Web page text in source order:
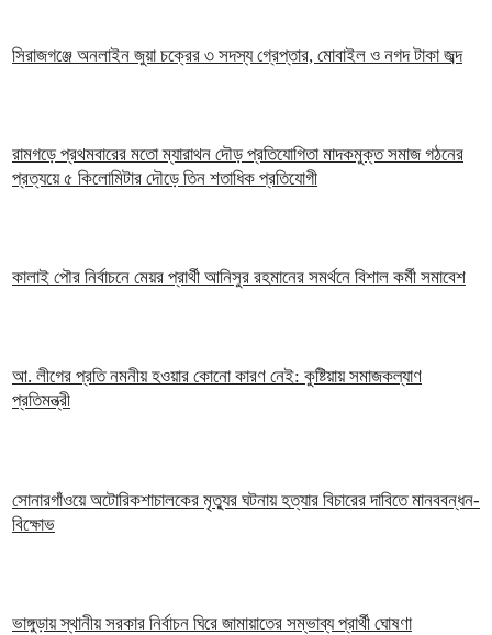
সিরাজগঞ্জে অনলাইন জুয়া চক্রের ৩ সদস্য গ্রেপ্তার, মোবাইল ও নগদ টাকা জব্দ
রামগড়ে প্রথমবারের মতো ম্যারাথন দৌড় প্রতিযোগিতা মাদকমুক্ত সমাজ গঠনের
প্রত্যয়ে ৫ কিলোমিটার দৌড়ে তিন শতাধিক প্রতিযোগী
কালাই পৌর নির্বাচনে মেয়র প্রার্থী আনিসুর রহমানের সমর্থনে বিশাল কর্মী সমাবেশ
আ. লীগের প্রতি নমনীয় হওয়ার কোনো কারণ নেই: কুষ্টিয়ায় সমাজকল্যাণ
প্রতিমন্ত্রী
সোনারগাঁওয়ে অটোরিকশাচালকের মৃত্যুর ঘটনায় হত্যার বিচারের দাবিতে মানববন্ধন-
বিক্ষোভ
ভাঙ্গুড়ায় স্থানীয় সরকার নির্বাচন ঘিরে জামায়াতের সম্ভাব্য প্রার্থী ঘোষণা